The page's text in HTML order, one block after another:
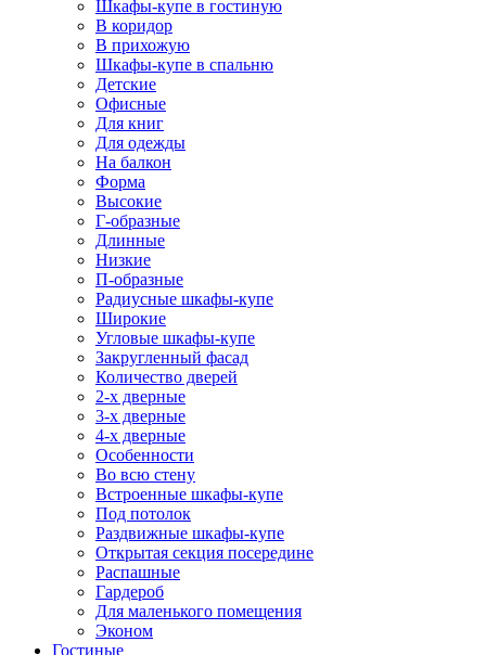
Шкафы-купе в гостиную
В коридор
В прихожую
Шкафы-купе в спальню
Детские
Офисные
Для книг
Для одежды
На балкон
Форма
Высокие
Г-образные
Длинные
Низкие
П-образные
Радиусные шкафы-купе
Широкие
Угловые шкафы-купе
Закругленный фасад
Количество дверей
2-х дверные
3-х дверные
4-х дверные
Особенности
Во всю стену
Встроенные шкафы-купе
Под потолок
Раздвижные шкафы-купе
Открытая секция посередине
Распашные
Гардероб
Для маленького помещения
Эконом
Гостиные